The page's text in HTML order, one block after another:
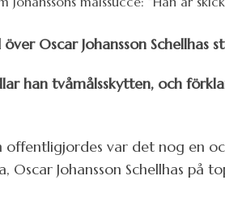
Oscar Johansson Schellhas
han tvåmålsskytten, och
var det nog en
Oscar Johansson Schellhas på